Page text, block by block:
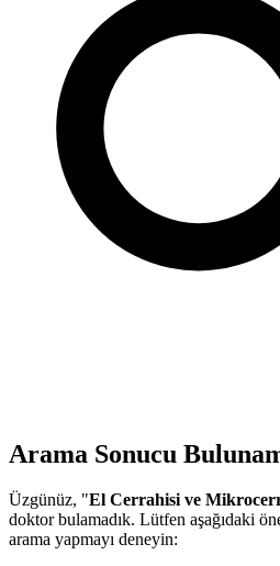
Arama Sonucu
Üzgünüz, "El Cerrahisi ve
doktor bulamadık. Lütfen aşağıdaki
arama yapmayı deneyin: